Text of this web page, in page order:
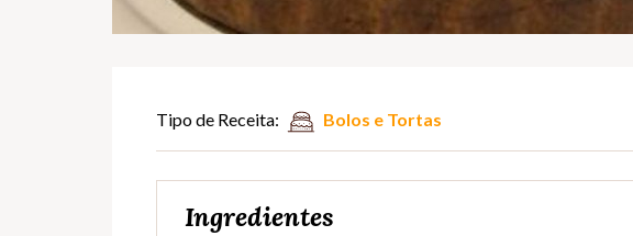
Tipo de Receita: Bolos e Tortas
Ingredientes